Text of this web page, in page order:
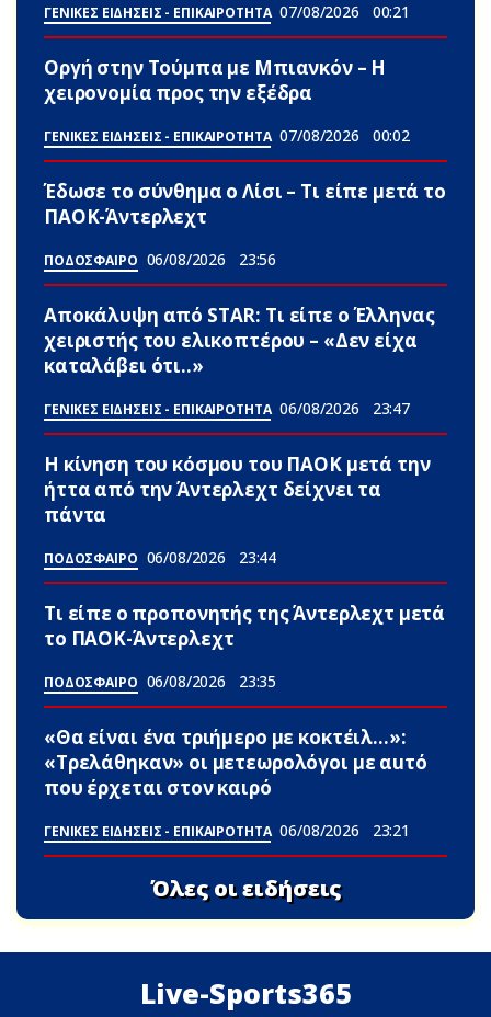
ΓΕΝΙΚΕΣ ΕΙΔΗΣΕΙΣ - ΕΠΙΚΑΙΡΟΤΗΤΑ 07/08/2026 00:21
Οργή στην Τούμπα με Μπιανκόν – Η
χειρονομία προς την εξέδρα
ΓΕΝΙΚΕΣ ΕΙΔΗΣΕΙΣ - ΕΠΙΚΑΙΡΟΤΗΤΑ 07/08/2026 00:02
Έδωσε το σύνθημα ο Λίσι – Τι είπε μετά το
ΠΑΟΚ-Άντερλεχτ
ΠΟΔΟΣΦΑΙΡΟ 06/08/2026 23:56
Αποκάλυψη από STAR: Τι είπε ο Έλληνας
χειριστής του ελικοπτέρου – «Δεν είχα
καταλάβει ότι..»
ΓΕΝΙΚΕΣ ΕΙΔΗΣΕΙΣ - ΕΠΙΚΑΙΡΟΤΗΤΑ 06/08/2026 23:47
Η κίνηση του κόσμου του ΠΑΟΚ μετά την
ήττα από την Άντερλεχτ δείχνει τα
πάντα
ΠΟΔΟΣΦΑΙΡΟ 06/08/2026 23:44
Τι είπε ο προπονητής της Άντερλεχτ μετά
το ΠΑΟΚ-Άντερλεχτ
ΠΟΔΟΣΦΑΙΡΟ 06/08/2026 23:35
«Θα είναι ένα τριήμερο με κοκτέιλ…»:
«Τρελάθηκαν» οι μετεωρολόγοι με αuτό
που έρχεται στον καιρό
ΓΕΝΙΚΕΣ ΕΙΔΗΣΕΙΣ - ΕΠΙΚΑΙΡΟΤΗΤΑ 06/08/2026 23:21
Όλες οι ειδήσεις
Live-Sports365